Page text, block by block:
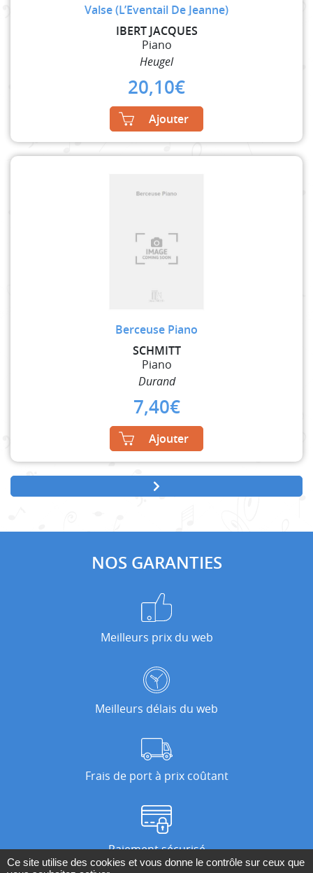
Valse (L’Eventail De Jeanne)
IBERT JACQUES
Piano
Heugel
20,10€
Ajouter
Berceuse Piano
SCHMITT
Piano
Durand
7,40€
Ajouter
NOS GARANTIES
Meilleurs prix du web
Meilleurs délais du web
Frais de port à prix coûtant
Paiement sécurisé
Ce site utilise des cookies et vous donne le contrôle sur ceux que